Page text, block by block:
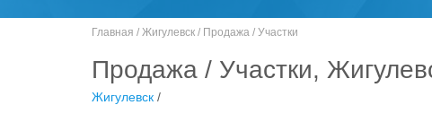
Главная / Жигулевск / Продажа / Участки
Продажа / Участки,
Жигулевск /